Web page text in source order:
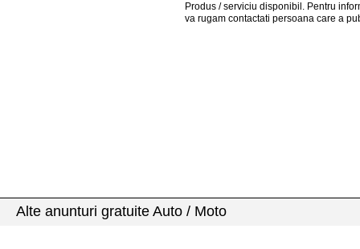
Produs / serviciu disponibil . Pentru
va rugam contactati persoana care a
Alte anunturi gratuite Auto / Moto